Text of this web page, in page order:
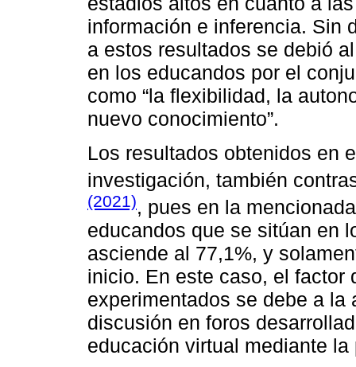
información e inferencia. Sin
a estos resultados se debió
en los educandos por el
como “la flexibilidad, la
nuevo conocimiento”.
Los resultados obtenidos en
investigación, también
(2021), pues en la
educandos que se sitúan en
asciende al 77,1%, y
inicio. En este caso, el factor
experimentados se debe a
discusión en foros
educación virtual mediante